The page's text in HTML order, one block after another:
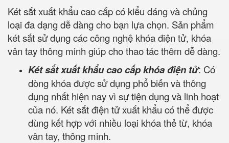
Két sắt xuất khẩu cao cấp có kiểu dáng và chủng
loại đa dạng dễ dàng cho bạn lựa chọn. Sản phẩm
két sắt sử dụng các công nghệ khóa điện tử, khóa
vân tay thông minh giúp cho thao tác thêm dễ dàng.
Két sắt xuất khẩu cao cấp khóa điện tử: Có
dòng khóa được sử dụng phổ biến và thông
dụng nhất hiện nay vì sự tiện dụng và linh hoạt
của nó. Két sắt điện tử xuất khẩu có thể được
dùng kết hợp với nhiều loại khóa thẻ từ, khóa
vân tay, thông minh.